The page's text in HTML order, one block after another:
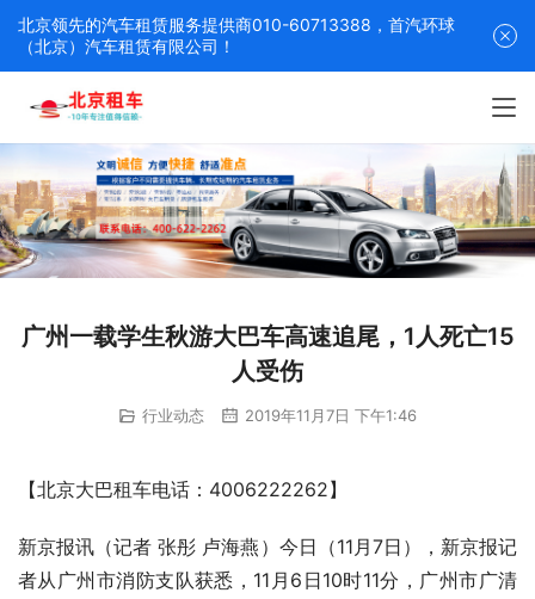
广州一载学生秋游大巴车高速追尾，1人死亡15
人受伤
行业动态 2019年11月7日 下午1:46
【北京大巴租车电话：4006222262】
新京报讯（记者 张彤 卢海燕）今日（11月7日），新京报记
者从广州市消防支队获悉，11月6日10时11分，广州市广清
北京领先的汽车租赁服务提供商010-60713388，首汽环球
（北京）汽车租赁有限公司！